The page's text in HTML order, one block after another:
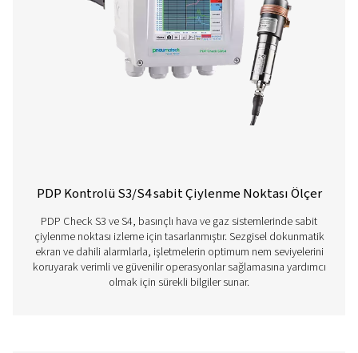
Ölçüm ekipmanımız hakkında sorularınız mı var veya
ekipmanın operasyonlarınızı nasıl geliştirebileceğini
öğrenmek mi istiyorsunuz? Bizimle temasa geçin!
doğru ve güvenilir çözümlerimizle proseslerinizi
etmenizde size uzman tavsiyeleri ve rehberlik
buradadır. Hassasiyeti sağlayalım ve sisteminizin
performansını bir üst seviyeye taşıyalım!
geçin
Daha fazla ürün